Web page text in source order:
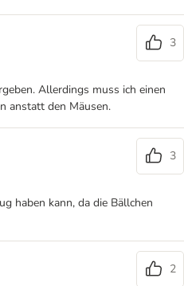
3
Allerdings muss ich einen
anstatt den Mäusen.
3
haben kann, da die Bällchen
2